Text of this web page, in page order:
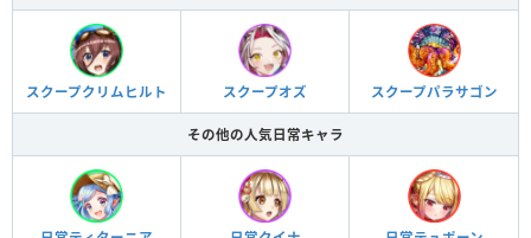
スクープクリムヒルト スクープオズ スクープパラサゴン
その他の人気日常キャラ